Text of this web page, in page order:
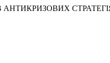
АНТИКРИЗОВИХ